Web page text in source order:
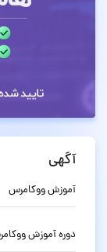
آگهی
آموزش ووکامرس
دوره آموزش